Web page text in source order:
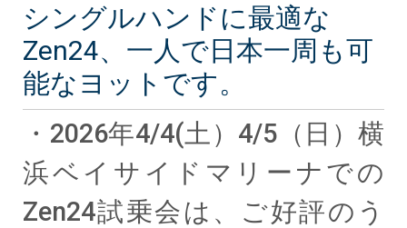
シングルハンドに最適な
Zen24、一人で日本一周も可
能なヨットです。
・2026年4/4(土）4/5（日）横
浜ベイサイドマリーナでの
Zen24試乗会は、ご好評のう